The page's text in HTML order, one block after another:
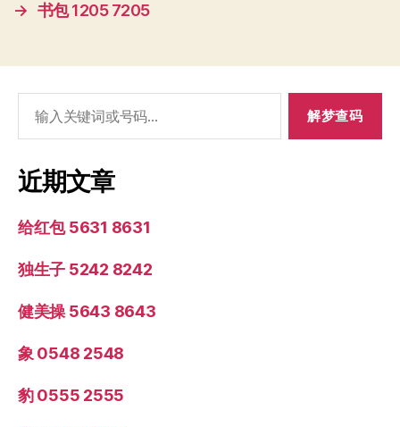
→ 书包 1205 7205
索：
近期文章
给红包 5631 8631
独生子 5242 8242
健美操 5643 8643
象 0548 2548
豹 0555 2555